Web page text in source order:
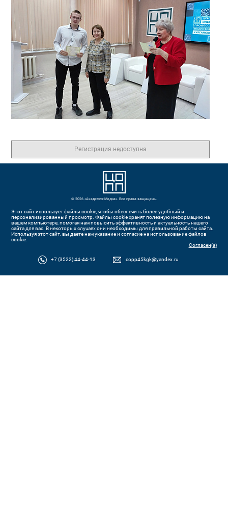
Регистрация недоступна
© 2026 «Академия-Медиа». Все права защищены.
Этот сайт использует файлы cookie, чтобы обеспечить более удобный и
персонализированный просмотр. Файлы cookie хранят полезную информацию на
вашем компьютере, помогая нам повысить эффективность и актуальность нашего
сайта для вас. В некоторых случаях они необходимы для правильной работы сайта.
Используя этот сайт, вы даете нам указание и согласие на использование файлов
cookie.
Согласен(а)
+7 (3522) 44-44-13 copp45kgk@yandex.ru